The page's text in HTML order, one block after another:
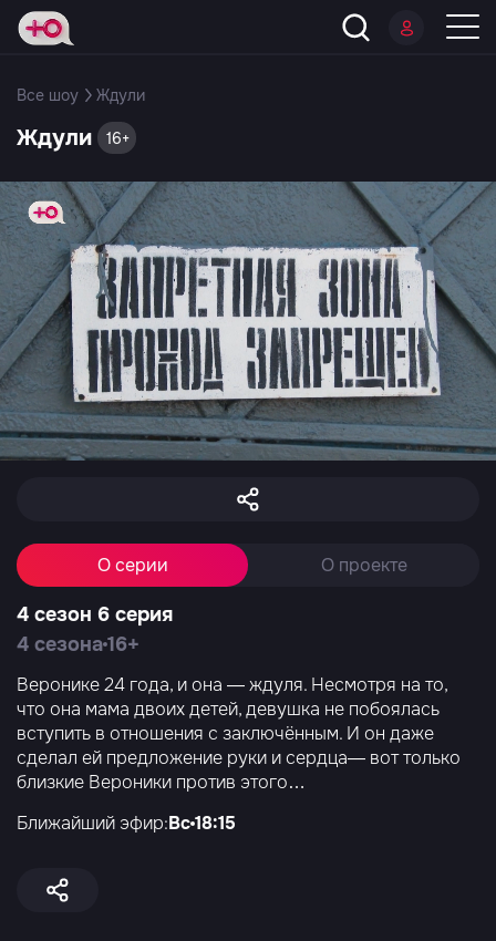
Все шоу Ждули
Ждули 16+
О серии О проекте
4 сезон 6 серия
4 сезона16+
Веронике 24 года, и она — ждуля. Несмотря на то,
что она мама двоих детей, девушка не побоялась
вступить в отношения с заключённым. И он даже
сделал ей предложение руки и сердца— вот только
близкие Вероники против этого…
Ближайший эфир:Вс18:15